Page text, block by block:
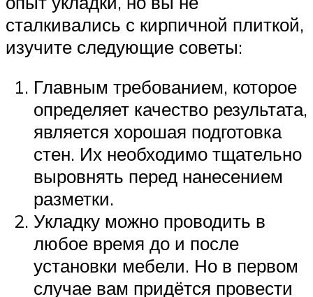
сталкивались с кирпичной плиткой,
изучите следующие советы:
Главным требованием, которое
определяет качество результата,
является хорошая подготовка
стен. Их необходимо тщательно
выровнять перед нанесением
разметки.
Укладку можно проводить в
любое время до и после
установки мебели. Но в первом
случае вам придётся провести